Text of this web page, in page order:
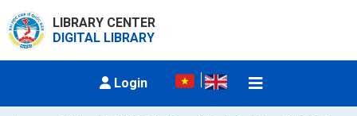
LIBRARY CENTER
DIGITAL LIBRARY
Login